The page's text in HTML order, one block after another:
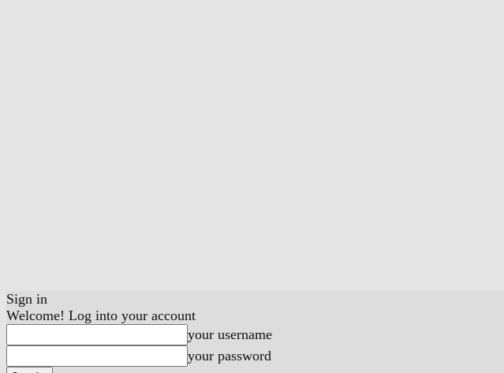
Sign in
Welcome! Log into your account
your username
your password